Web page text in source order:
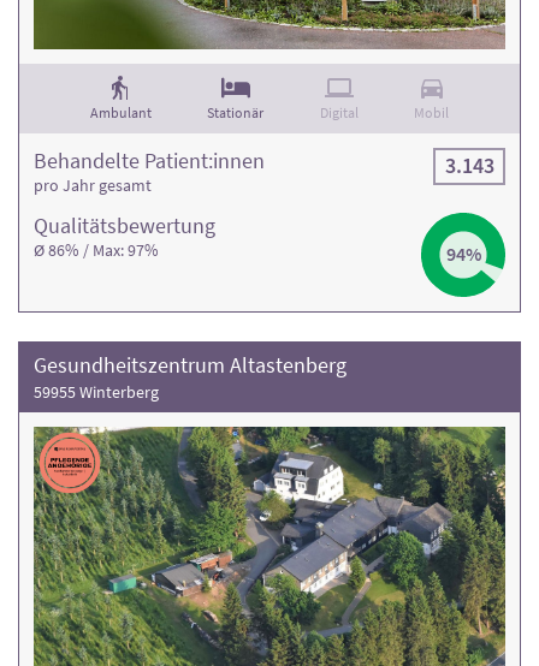
Ambulant Stationär Digital Mobil
Qualitäts­bewertung
Ø 86% / Max: 97% 94%
Behandelte Patient:innen
pro Jahr gesamt
3.143
Gesundheitszentrum Altastenberg
59955 Winterberg